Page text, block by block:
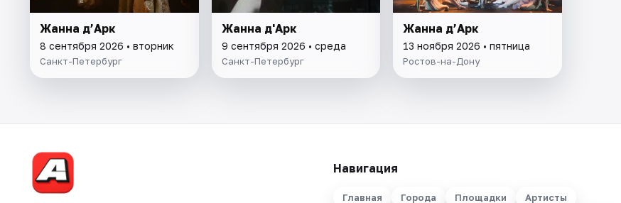
Жанна д’Арк
8 сентября 2026 • вторник
Санкт-Петербург
Жанна д'Арк
9 сентября 2026 • среда
Санкт-Петербург
Жанна д’Арк
13 ноября 2026 • пятница
Ростов-на-Дону
Навигация
Главная Города Площадки Артисты